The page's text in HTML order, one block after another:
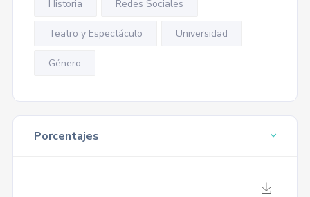
Historia Redes Sociales
Teatro y Espectáculo Universidad
Género
Porcentajes